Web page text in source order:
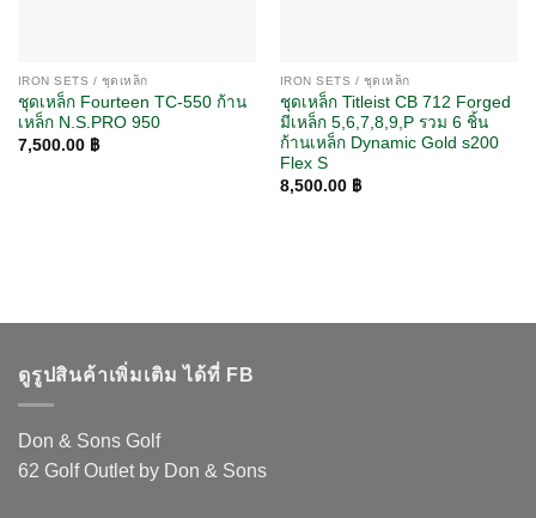
IRON SETS / ชุดเหล็ก
ชุดเหล็ก Fourteen TC-550 ก้าน
เหล็ก N.S.PRO 950
7,500.00 ฿
IRON SETS / ชุดเหล็ก
ชุดเหล็ก Titleist CB 712 Forged
มีเหล็ก 5,6,7,8,9,P รวม 6 ชิ้น
ก้านเหล็ก Dynamic Gold s200
Flex S
8,500.00 ฿
ดูรูปสินค้าเพิ่มเติม ได้ที่ FB
Don & Sons Golf
62 Golf Outlet by Don & Sons